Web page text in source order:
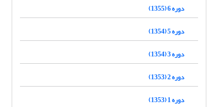
دوره 6 (1355)
دوره 5 (1354)
دوره 3 (1354)
دوره 2 (1353)
دوره 1 (1353)